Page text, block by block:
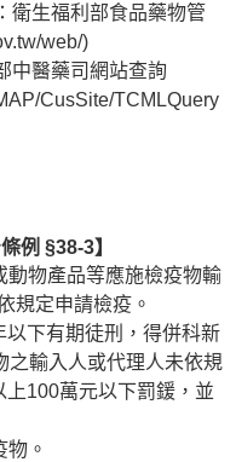
衛生福利部食品藥物管
web/)
中醫藥司網站查詢
CusSite/TCMLQuery
例 §38-3】
動物產品等應施檢疫物輸
規定申請檢疫。
下有期徒刑，得併科新
之輸入人或代理人未依規
100萬元以下罰鍰，並
。